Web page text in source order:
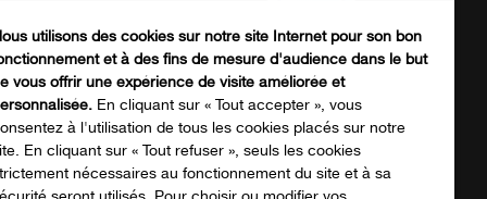
utilisons des cookies sur notre site Internet pour son bon
et à des fins de mesure d'audience dans le but
vous offrir une expérience de visite améliorée et
En cliquant sur « Tout accepter », vous
à l'utilisation de tous les cookies placés sur notre
En cliquant sur « Tout refuser », seuls les cookies
nécessaires au fonctionnement du site et à sa